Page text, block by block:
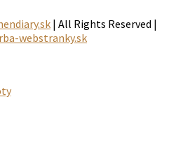
| All Rights Reserved |
webstranky.sk